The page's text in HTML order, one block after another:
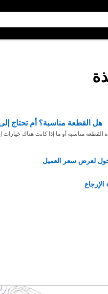
هل القطعة مناسبة؟ أم تحتاج
مناسبة أو ما إذا كانت هناك خيارات
لعرض سعر العميل